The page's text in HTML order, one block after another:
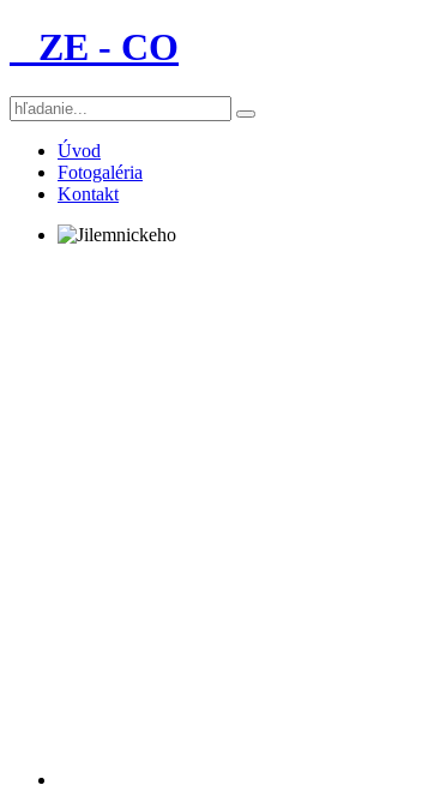
ZE - CO
Úvod
Fotogaléria
Kontakt